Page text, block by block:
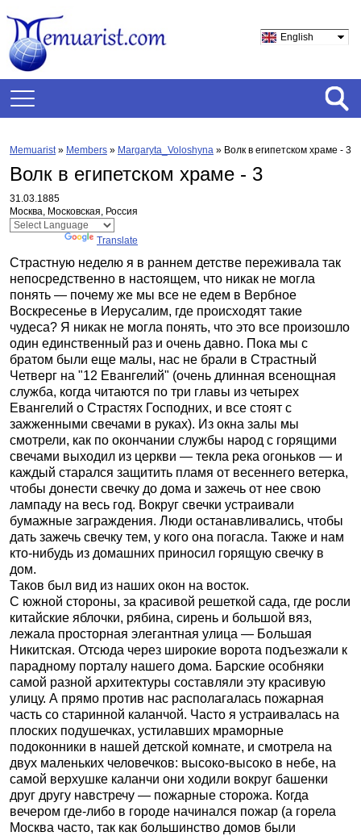
English
Memuarist» Members » Margaryta_Voloshyna » Волк в египетском храме - 3
Волк в египетском храме - 3
31.03.1885
Москва, Московская, Россия
Translate
Страстную неделю я в раннем детстве переживала так
непосредственно в настоящем, что никак не могла
понять — почему же мы все не едем в Вербное
Воскресенье в Иерусалим, где происходят такие
чудеса? Я никак не могла понять, что это все произошло
один единственный раз и очень давно. Пока мы с
братом были еще малы, нас не брали в Страстный
Четверг на "12 Евангелий" (очень длинная всенощная
служба, когда читаются по три главы из четырех
Евангелий о Страстях Господних, и все стоят с
зажженными свечами в руках). Из окна залы мы
смотрели, как по окончании службы народ с горящими
свечами выходил из церкви — текла река огоньков — и
каждый старался защитить пламя от весеннего ветерка,
чтобы донести свечку до дома и зажечь от нее свою
лампаду на весь год. Вокруг свечки устраивали
бумажные заграждения. Люди останавливались, чтобы
дать зажечь свечку тем, у кого она погасла. Также и нам
кто-нибудь из домашних приносил горящую свечку в
дом.
Таков был вид из наших окон на восток.
С южной стороны, за красивой решеткой сада, где росли
китайские яблочки, рябина, сирень и большой вяз,
лежала просторная элегантная улица — Большая
Никитская. Отсюда через широкие ворота подъезжали к
парадному порталу нашего дома. Барские особняки
самой разной архитектуры составляли эту красивую
улицу. А прямо против нас располагалась пожарная
часть со старинной каланчой. Часто я устраивалась на
плоских подушечках, устилавших мраморные
подоконники в нашей детской комнате, и смотрела на
двух маленьких человечков: высоко-высоко в небе, на
самой верхушке каланчи они ходили вокруг башенки
друг другу навстречу — пожарные сторожа. Когда
вечером где-либо в городе начинался пожар (а горела
Москва часто, так как большинство домов были